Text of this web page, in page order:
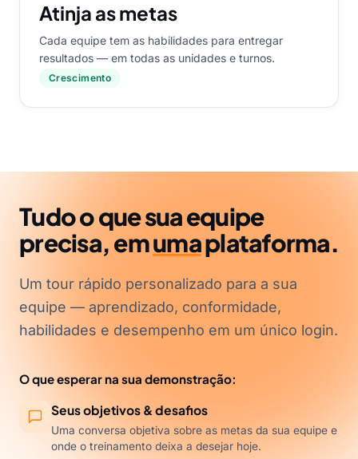
Atinja as metas
Cada equipe tem as habilidades para entregar
resultados — em todas as unidades e turnos.
Crescimento
Tudo o que sua equipe
precisa, emumaplataforma.
Um tour rápido personalizado para a sua
equipe — aprendizado, conformidade,
habilidades e desempenho em um único login.
O que esperar na sua demonstração:
Seus objetivos & desafios
Uma conversa objetiva sobre as metas da sua equipe e
onde o treinamento deixa a desejar hoje.